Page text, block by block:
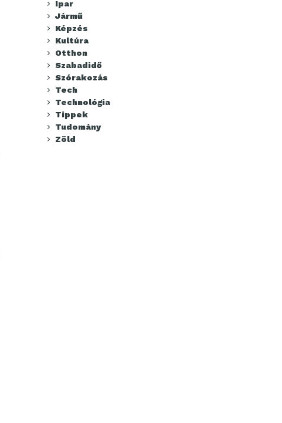
Ipar
Jármű
Képzés
Kultúra
Otthon
Szabadidő
Szórakozás
Tech
Technológia
Tippek
Tudomány
Zöld